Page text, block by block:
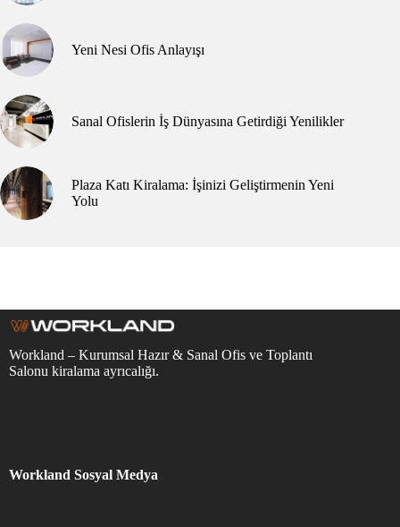
Yeni Nesi Ofis Anlayışı
Sanal Ofislerin İş Dünyasına Getirdiği Yenilikler
Plaza Katı Kiralama: İşinizi Geliştirmenin Yeni
Yolu
Workland – Kurumsal Hazır & Sanal Ofis ve Toplantı
Salonu kiralama ayrıcalığı.
Workland Sosyal Medya